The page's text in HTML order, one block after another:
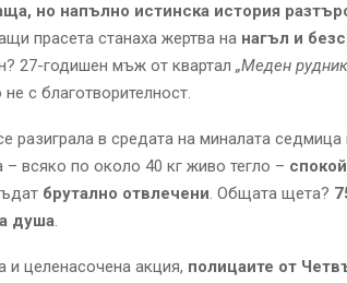
но напълно истинска история
прасета станаха жертва на нагъл и
27-годишен мъж от квартал „Меден
с благотворителност.
разиграла в средата на миналата седмица
– всяко по около 40 кг живо тегло –
брутално отвлечени. Общата щета?
душа.
и целенасочена акция, полицаите от